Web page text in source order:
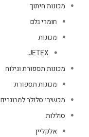
מכונות חיתוך
חומרי גלם
מכונות
JETEX
מכונות תספורת וגילוח
מכונות תספורת
מכשירי סלולר למבוגרים
סוללות
אלקליין